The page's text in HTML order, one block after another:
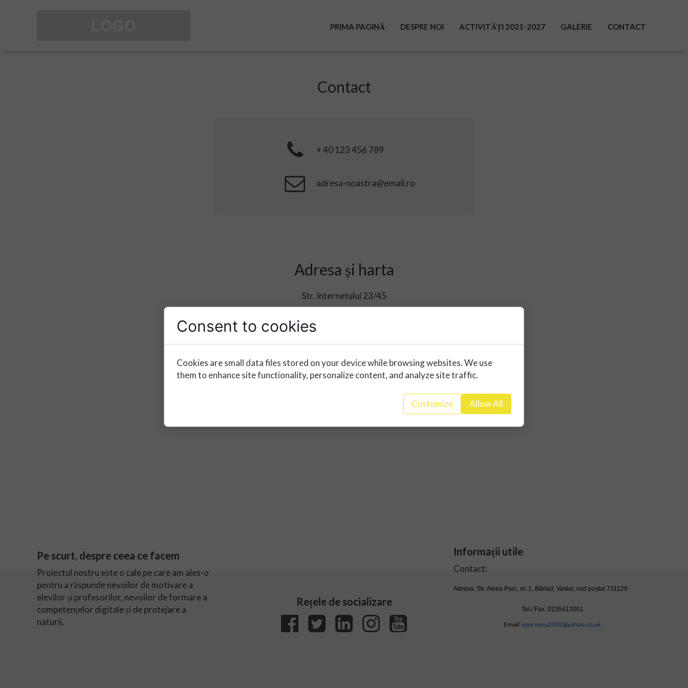
PRIMA PAGINĂ DESPRE NOI ACTIVITĂȚI 2021-2027 GALERIE CONTACT
Contact
adresa-noastra@email.ro
+ 40 123 456 789
Adresa și harta
Str. Internetului 23/45
Pe scurt, despre ceea ce facem
Proiectul nostru este o cale pe care am ales-o
pentru a răspunde nevoilor de motivare a
elevilor și profesorilor, nevoilor de formare a
competențelor digitale și de protejare a
naturii.
Rețele de socializare
Informații utile
Contact:
Adresa: Str. Aleea Parc, nr. 1, Bârlad, Vaslui, cod poștal 731129
Tel./ Fax. 0235413001
Email: epureanu2002@yahoo.co.uk
Consent to cookies
Cookies are small data files stored on your device while browsing websites. We use
them to enhance site functionality, personalize content, and analyze site traffic.
Customize Allow All